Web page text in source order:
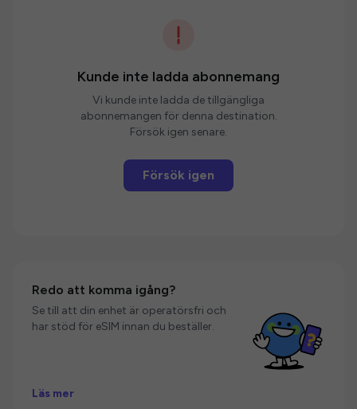
Kunde inte ladda abonnemang
Vi kunde inte ladda de tillgängliga
abonnemangen för denna destination.
Försök igen senare.
Försök igen
Redo att komma igång?
Se till att din enhet är operatörsfri och
har stöd för eSIM innan du beställer.
Läs mer